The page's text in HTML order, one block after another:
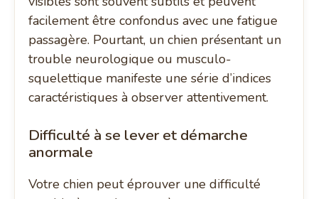
facilement être confondus avec une fatigue
passagère. Pourtant, un chien présentant un
trouble neurologique ou musculo-
squelettique manifeste une série d’indices
caractéristiques à observer attentivement.
Difficulté à se lever et démarche
anormale
Votre chien peut éprouver une difficulté